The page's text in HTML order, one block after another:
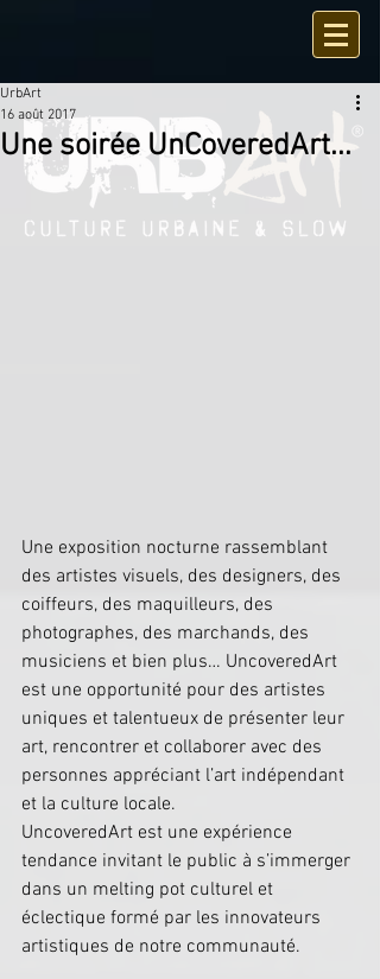
Une soirée UnCoveredArt...
UrbArt
16 août 2017
Une exposition nocturne rassemblant
des artistes visuels, des designers, des
coiffeurs, des maquilleurs, des
photographes, des marchands, des
musiciens et bien plus… UncoveredArt
est une opportunité pour des artistes
uniques et talentueux de présenter leur
art, rencontrer et collaborer avec des
personnes appréciant l’art indépendant
et la culture locale.
UncoveredArt est une expérience
tendance invitant le public à s’immerger
dans un melting pot culturel et
éclectique formé par les innovateurs
artistiques de notre communauté.